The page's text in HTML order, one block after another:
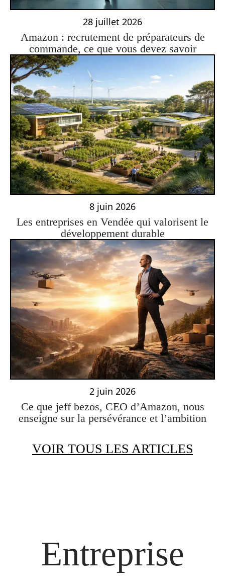
28 juillet 2026
Amazon : recrutement de préparateurs de
commande, ce que vous devez savoir
8 juin 2026
Les entreprises en Vendée qui valorisent le
développement durable
2 juin 2026
Ce que jeff bezos, CEO d’Amazon, nous
enseigne sur la persévérance et l’ambition
VOIR TOUS LES ARTICLES
Entreprise